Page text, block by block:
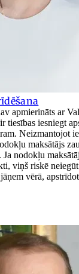
apmierināts ar
iesniegt
Neizmantojot
maksātājs
nodokļu
viņš riskē
vērā,